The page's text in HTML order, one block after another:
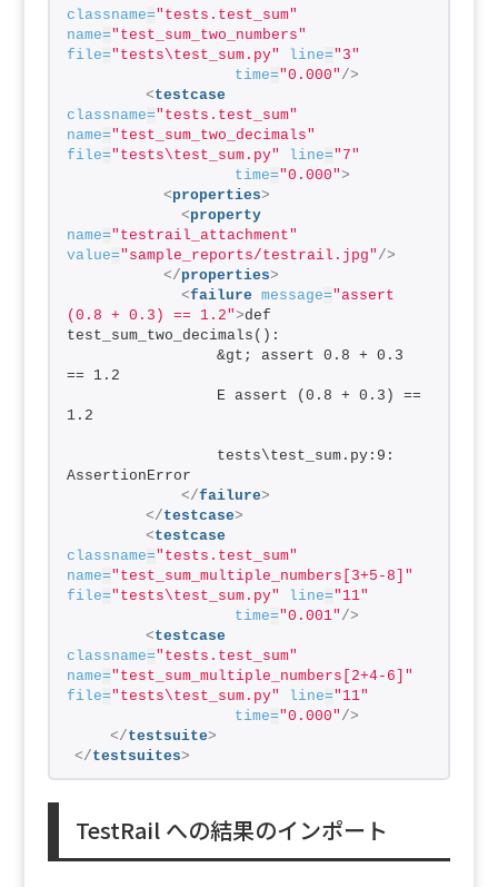
classname="tests.test_sum"
name="test_sum_two_numbers"
file="tests\test_sum.py" line="3"
time="0.000" />
<testcase
classname="tests.test_sum"
name="test_sum_two_decimals"
file="tests\test_sum.py" line="7"
time="0.000">
<properties>
<property
name="testrail_attachment"
value="sample_reports/testrail.jpg" />
</properties>
<failure message="assert
(0.8 + 0.3) == 1.2">def
test_sum_two_decimals():
                &gt; assert 0.8 + 0.3
== 1.2
                E assert (0.8 + 0.3) ==
1.2
                tests\test_sum.py:9:
AssertionError
</failure>
</testcase>
<testcase
classname="tests.test_sum"
name="test_sum_multiple_numbers[3+5-8]"
file="tests\test_sum.py" line="11"
time="0.001" />
<testcase
classname="tests.test_sum"
name="test_sum_multiple_numbers[2+4-6]"
file="tests\test_sum.py" line="11"
time="0.000" />
</testsuite>
</testsuites>
TestRail への結果のインポート